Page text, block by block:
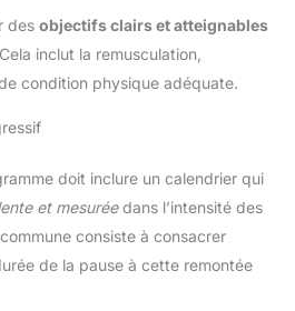
des objectifs clairs et atteignables
inclut la remusculation,
condition physique adéquate.
doit inclure un calendrier qui
et mesuréedans l’intensité des
consiste à consacrer
de la pause à cette remontée